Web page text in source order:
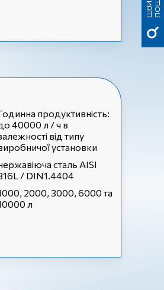
продуктивність:
40000 л / ч в
від типу
установки
сталь AISI
/ DIN1.4404
2000, 3000, 6000 та
л